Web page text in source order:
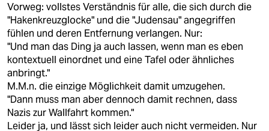
Vorweg: vollstes Verständnis für alle, die sich durch die
"Hakenkreuzglocke" und die "Judensau" angegriffen
fühlen und deren Entfernung verlangen. Nur:
"Und man das Ding ja auch lassen, wenn man es eben
kontextuell einordnet und eine Tafel oder ähnliches
anbringt."
M.M.n. die einzige Möglichkeit damit umzugehen.
"Dann muss man aber dennoch damit rechnen, dass
Nazis zur Wallfahrt kommen."
Leider ja, und lässt sich leider auch nicht vermeiden. Nur